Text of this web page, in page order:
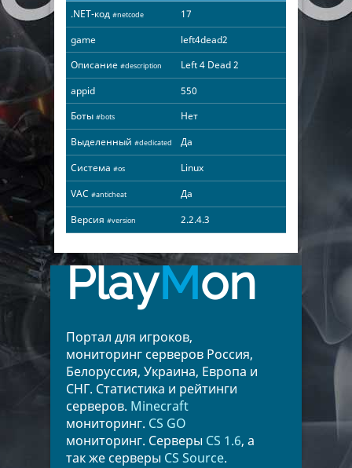
.NET-код #netcode
17
game
left4dead2
Описание #description
Left 4 Dead 2
appid
550
Боты #bots
Нет
Выделенный #dedicated
Да
Система #os
Linux
VAC #anticheat
Да
Версия #version 2.2.4.3
PlayMon
Портал для игроков,
мониторинг серверов Россия,
Белоруссия, Украина, Европа и
СНГ. Статистика и рейтинги
серверов. Minecraft
мониторинг. CS GO
мониторинг. Серверы CS 1.6, а
так же серверы CS Source.